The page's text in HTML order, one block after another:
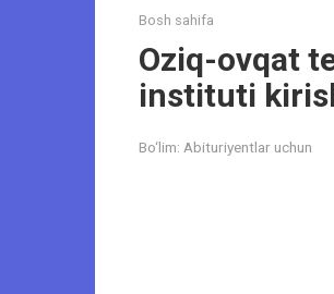
Bosh sahifa
Oziq-ovqat
instituti
Bo‘lim: Abituriyentlar uchun